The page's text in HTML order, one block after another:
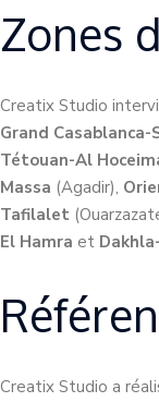
Zones
Creatix Studio
Grand
Tétouan-Al
Massa (Agadir),
Tafilalet
El Hamra et
Creatix Studio a